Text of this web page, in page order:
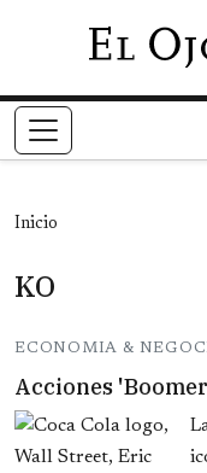
Inicio
KO
ECONOMIA &
Acciones